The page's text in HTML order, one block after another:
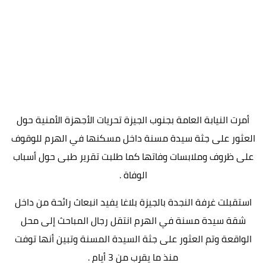
أمرت النيابة العامة بجنوب الجيزة تحريات الأجهزة الأمنية حول
العثور على جثة سيدة مسنة داخل مسكنها في الهرم للوقوف
على ظروف وملابسات وفاتها كما طلبت تقرير طبى حول أسباب
الوفاة .
استقبلت غرفة النجدة بالجيزة بلاغا يفيد انبعاث رائحة من داخل
شقة سيدة مسنة في الهرم انتقل رجال المباحث إلى محل
الواقعة وتم العثور على جثة السيدة المسنة وتبين أنها توفت
منذ ما يقرب من 3 أيام .